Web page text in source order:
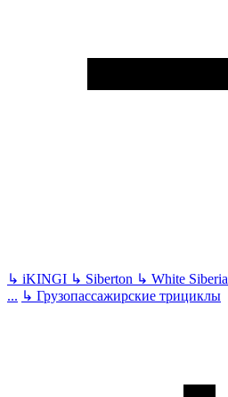
↳ iKINGI ↳ Siberton ↳ White Siberia
... ↳ Грузопассажирские трициклы